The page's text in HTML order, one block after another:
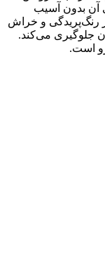
آن بدون آسیب
رنگ‌پریدگی و خراش
جلوگیری می‌کند.